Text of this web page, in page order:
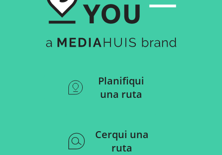
Planifiqui
una ruta
Cerqui una
ruta